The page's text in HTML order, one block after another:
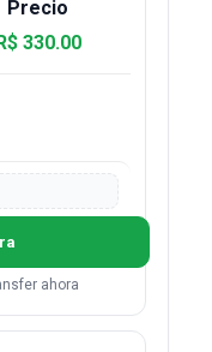
R$ 330.00
ahora